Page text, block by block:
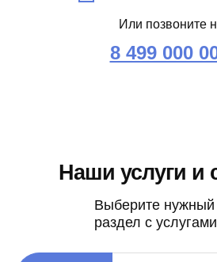
Или позвоните
8 499 000
Наши услуги и
Выберите нужный
раздел с услугами